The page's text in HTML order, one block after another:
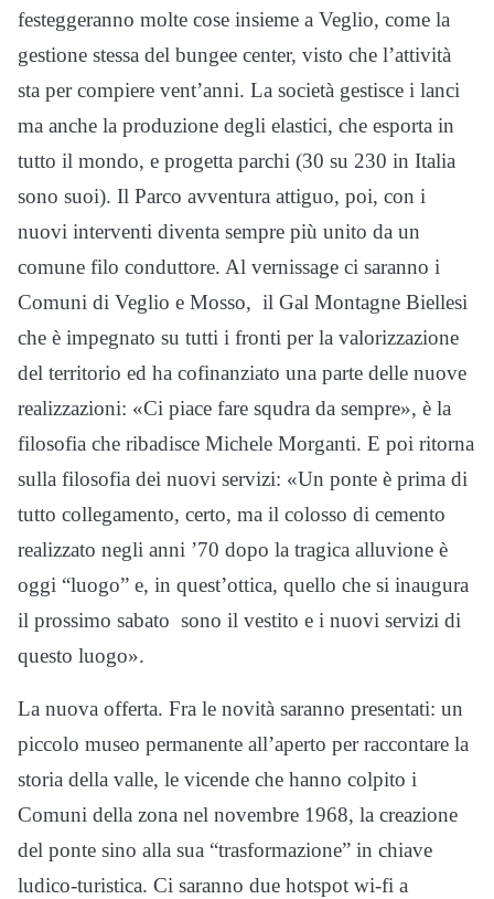
festeggeranno molte cose insieme a Veglio, come la
gestione stessa del bungee center, visto che l’attività
sta per compiere vent’anni. La società gestisce i lanci
ma anche la produzione degli elastici, che esporta in
tutto il mondo, e progetta parchi (30 su 230 in Italia
sono suoi). Il Parco avventura attiguo, poi, con i
nuovi interventi diventa sempre più unito da un
comune filo conduttore. Al vernissage ci saranno i
Comuni di Veglio e Mosso, il Gal Montagne Biellesi
che è impegnato su tutti i fronti per la valorizzazione
del territorio ed ha cofinanziato una parte delle nuove
realizzazioni: «Ci piace fare squdra da sempre», è la
filosofia che ribadisce Michele Morganti. E poi ritorna
sulla filosofia dei nuovi servizi: «Un ponte è prima di
tutto collegamento, certo, ma il colosso di cemento
realizzato negli anni ’70 dopo la tragica alluvione è
oggi “luogo” e, in quest’ottica, quello che si inaugura
il prossimo sabato sono il vestito e i nuovi servizi di
questo luogo».
La nuova offerta. Fra le novità saranno presentati: un
piccolo museo permanente all’aperto per raccontare la
storia della valle, le vicende che hanno colpito i
Comuni della zona nel novembre 1968, la creazione
del ponte sino alla sua “trasformazione” in chiave
ludico-turistica. Ci saranno due hotspot wi-fi a